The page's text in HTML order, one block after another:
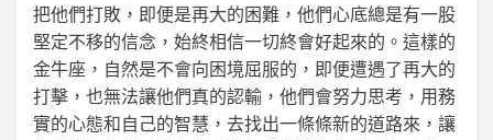
把他們打敗，即便是再大的困難，他們心底總是有一股
堅定不移的信念，始終相信一切終會好起來的。這樣的
金牛座，自然是不會向困境屈服的，即便遭遇了再大的
打擊，也無法讓他們真的認輸，他們會努力思考，用務
實的心態和自己的智慧，去找出一條條新的道路來，讓